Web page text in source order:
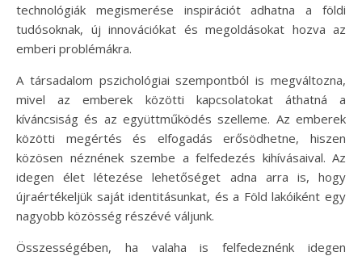
technológiák megismerése inspirációt adhatna a földi
tudósoknak, új innovációkat és megoldásokat hozva az
emberi problémákra.
A társadalom pszichológiai szempontból is megváltozna,
mivel az emberek közötti kapcsolatokat áthatná a
kíváncsiság és az együttműködés szelleme. Az emberek
közötti megértés és elfogadás erősödhetne, hiszen
közösen néznének szembe a felfedezés kihívásaival. Az
idegen élet létezése lehetőséget adna arra is, hogy
újraértékeljük saját identitásunkat, és a Föld lakóiként egy
nagyobb közösség részévé váljunk.
Összességében, ha valaha is felfedeznénk idegen